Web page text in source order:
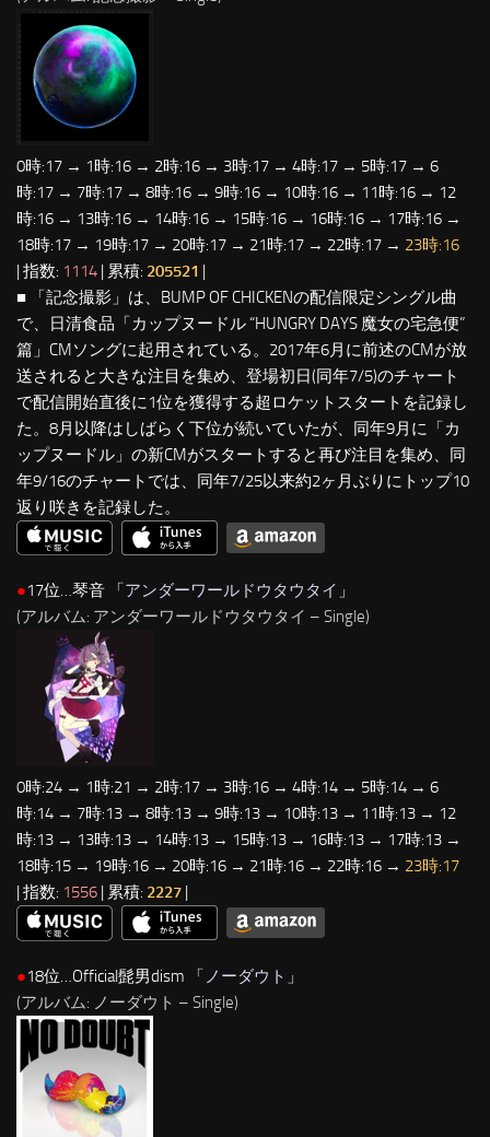
0時:17 → 1時:16 → 2時:16 → 3時:17 → 4時:17 → 5時:17 → 6
時:17 → 7時:17 → 8時:16 → 9時:16 → 10時:16 → 11時:16 → 12
時:16 → 13時:16 → 14時:16 → 15時:16 → 16時:16 → 17時:16 →
18時:17 → 19時:17 → 20時:17 → 21時:17 → 22時:17 → 23時:16
| 指数: 1114 | 累積: 205521 |
■ 「記念撮影」は、BUMP OF CHICKENの配信限定シングル曲
で、日清食品「カップヌードル “HUNGRY DAYS 魔女の宅急便”
篇」CMソングに起用されている。2017年6月に前述のCMが放
送されると大きな注目を集め、登場初日(同年7/5)のチャート
で配信開始直後に1位を獲得する超ロケットスタートを記録し
た。8月以降はしばらく下位が続いていたが、同年9月に「カ
ップヌードル」の新CMがスタートすると再び注目を集め、同
年9/16のチャートでは、同年7/25以来約2ヶ月ぶりにトップ10
返り咲きを記録した。
●17位…琴音 「 アンダーワールドウタウタイ 」
(アルバム: アンダーワールドウタウタイ – Single)
0時:24 → 1時:21 → 2時:17 → 3時:16 → 4時:14 → 5時:14 → 6
時:14 → 7時:13 → 8時:13 → 9時:13 → 10時:13 → 11時:13 → 12
時:13 → 13時:13 → 14時:13 → 15時:13 → 16時:13 → 17時:13 →
18時:15 → 19時:16 → 20時:16 → 21時:16 → 22時:16 → 23時:17
| 指数: 1556 | 累積: 2227
●18位…Official髭男dism 「 ノーダウト 」
(アルバム: ノーダウト – Single)